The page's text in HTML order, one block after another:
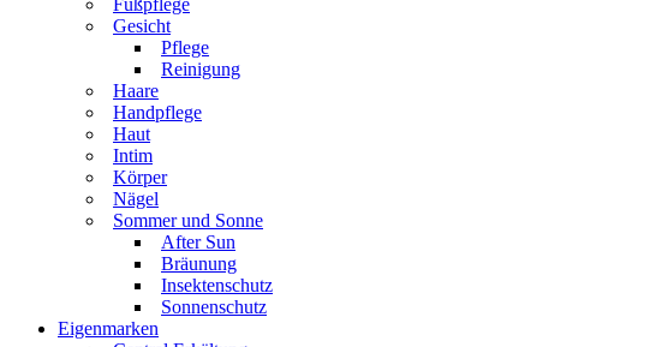
Gesicht
Pflege
Reinigung
Haare
Handpflege
Haut
Intim
Körper
Nägel
Sommer und Sonne
After Sun
Bräunung
Insektenschutz
Sonnenschutz
Eigenmarken